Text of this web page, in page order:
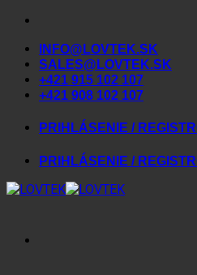
Skip
contentINFO@LOVTEK.SK
SALES@LOVTEK.SK
+421 915 102 107
+421 908 102 107
PRIHLÁSENIE /
PRIHLÁSENIE /